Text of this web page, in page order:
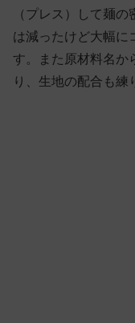
（プレス）して麺
は減ったけど大幅に
す。また原材料名か
り、生地の配合も練